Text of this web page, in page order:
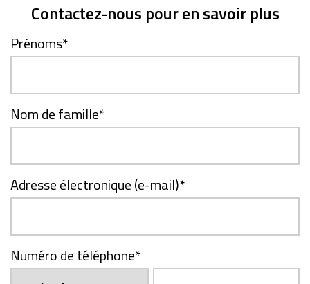
Contactez-nous pour en savoir plus
Prénoms*
Nom de famille*
Adresse électronique (e-mail)*
Numéro de téléphone*